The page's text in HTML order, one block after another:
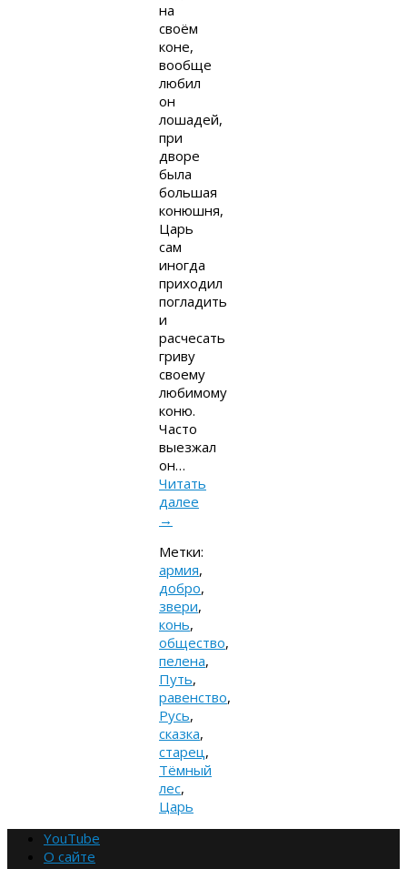
на
своём
коне,
вообще
любил
он
лошадей,
при
дворе
была
большая
конюшня,
Царь
сам
иногда
приходил
погладить
и
расчесать
гриву
своему
любимому
коню.
Часто
выезжал
он…
Читать
далее
→
Метки:
армия,
добро,
звери,
конь,
общество,
пелена,
Путь,
равенство,
Русь,
сказка,
старец,
Тёмный
лес,
Царь
YouTube
О сайте